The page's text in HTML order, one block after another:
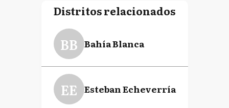
Distritos relacionados
BB Bahía Blanca
EE Esteban Echeverría